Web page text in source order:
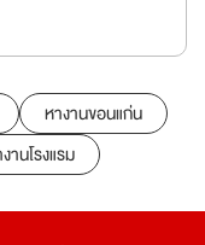
หางานขอนแก่น
านโรงแรม